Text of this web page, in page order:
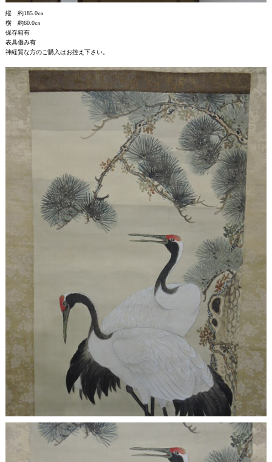
縦 約185.0㎝
横 約60.0㎝
保存箱有
表具傷み有
神経質な方のご購入はお控え下さい。